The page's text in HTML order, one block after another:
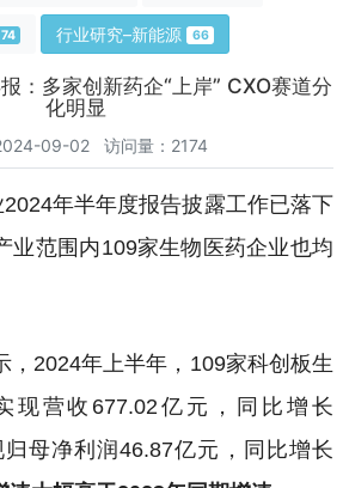
74 行业研究–新能源 66
：多家创新药企“上岸” CXO赛道分
化明显
09-02 访问量：2174
年半年度报告披露工作已落下
业范围内109家生物医药企业也均
，2024年上半年，109家科创板生
现营收677.02亿元，同比增长
母净利润46.87亿元，同比增长